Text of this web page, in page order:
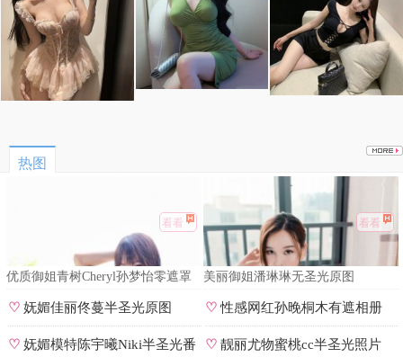
热图
看看
优质御姐青树Cheryl孙梦怡零遮罩
看看
美丽御姐潘琳琳无圣光原图
♡妩媚佳丽佟蔓半圣光原图 ♡性感网红孙晚桐木有遮相册
♡妩媚模特陈宇曦Niki半圣光番 ♡ 靓丽尤物蜜桃cc半圣光照片